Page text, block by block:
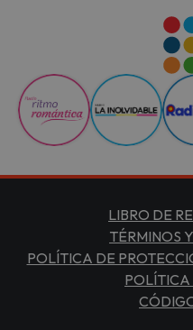
LIBRO DE
TÉRMINOS
POLÍTICA DE
POLÍTICA